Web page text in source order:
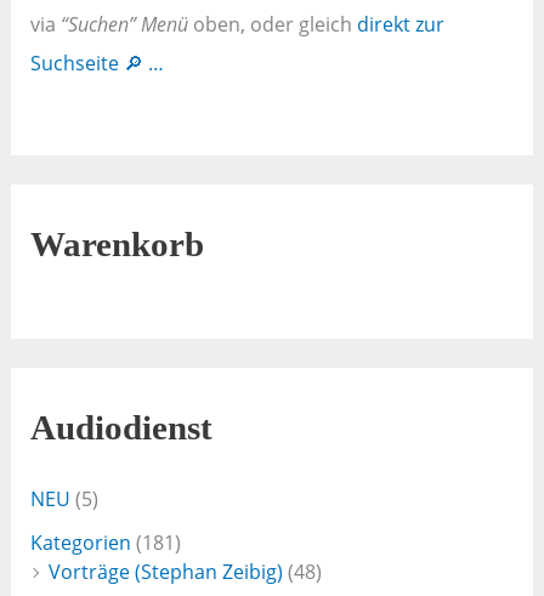
via “Suchen” Menüoben, oder gleich direkt zur
Suchseite 🔎 …
Warenkorb
Audiodienst
NEU (5)
Kategorien (181)
Vorträge (Stephan Zeibig) (48)